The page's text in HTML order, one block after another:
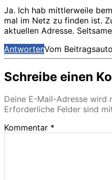
Ja. Ich hab mittlerweile
mal im Netz zu finden ist.
aktuellen Adresse.
AntwortenVom
Schreibe einen
Deine E-Mail-Adresse
Erforderliche Felder sind
Kommentar *